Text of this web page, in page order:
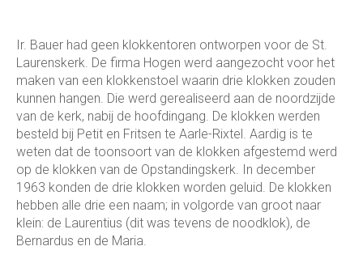
Ir. Bauer had geen klokkentoren ontworpen voor de St.
Laurenskerk. De firma Hogen werd aangezocht voor het
maken van een klokkenstoel waarin drie klokken zouden
kunnen hangen. Die werd gerealiseerd aan de noordzijde
van de kerk, nabij de hoofdingang. De klokken werden
besteld bij Petit en Fritsen te Aarle-Rixtel. Aardig is te
weten dat de toonsoort van de klokken afgestemd werd
op de klokken van de Opstandingskerk. In december
1963 konden de drie klokken worden geluid. De klokken
hebben alle drie een naam; in volgorde van groot naar
klein: de Laurentius (dit was tevens de noodklok), de
Bernardus en de Maria.